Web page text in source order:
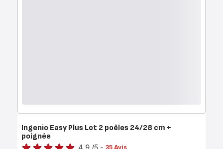
Ingenio Easy Plus Lot 2 poêles 24/28 cm +
poignée
Note
35 Avis